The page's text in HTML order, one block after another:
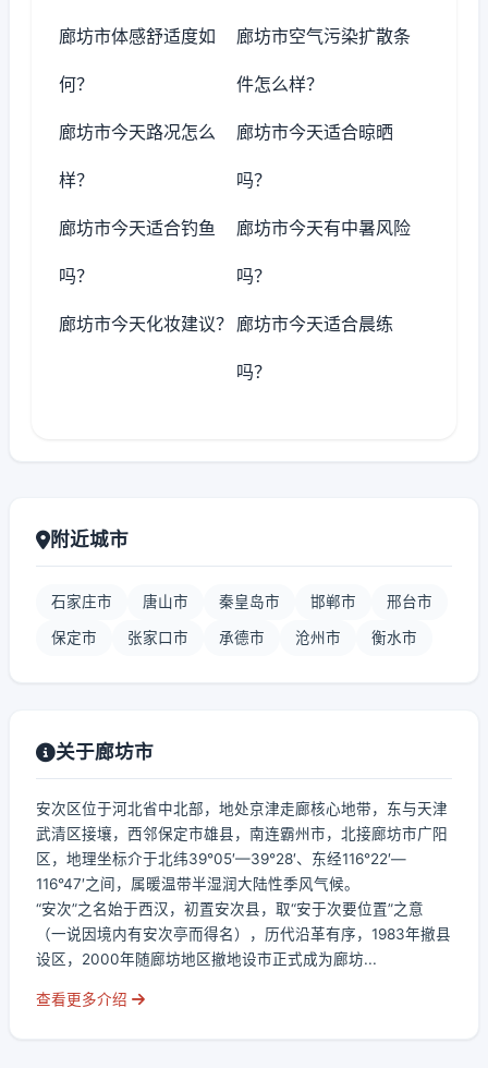
廊坊市体感舒适度如
何？
廊坊市空气污染扩散条
件怎么样？
廊坊市今天路况怎么
样？
廊坊市今天适合晾晒
吗？
廊坊市今天适合钓鱼
吗？
廊坊市今天有中暑风险
吗？
廊坊市今天化妆建议？ 廊坊市今天适合晨练
吗？
附近城市
石家庄市 唐山市 秦皇岛市 邯郸市 邢台市
保定市 张家口市 承德市 沧州市 衡水市
关于廊坊市
安次区位于河北省中北部，地处京津走廊核心地带，东与天津
武清区接壤，西邻保定市雄县，南连霸州市，北接廊坊市广阳
区，地理坐标介于北纬39°05′—39°28′、东经116°22′—
116°47′之间，属暖温带半湿润大陆性季风气候。
“安次”之名始于西汉，初置安次县，取“安于次要位置”之意
（一说因境内有安次亭而得名），历代沿革有序，1983年撤县
设区，2000年随廊坊地区撤地设市正式成为廊坊...
查看更多介绍